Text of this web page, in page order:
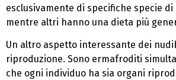
esclusivamente di specifiche specie
mentre altri hanno una dieta più
Un altro aspetto interessante dei
riproduzione. Sono ermafroditi
che ogni individuo ha sia organi